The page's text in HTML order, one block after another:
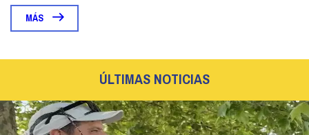
MÁS
ÚLTIMAS NOTICIAS